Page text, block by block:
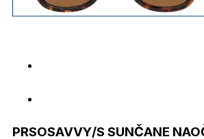
PRSOSAVVY/S SUNČANE